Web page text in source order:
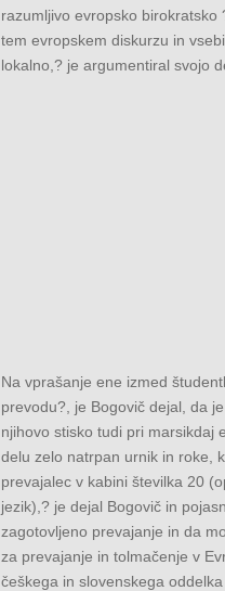
razumljivo evropsko
tem evropskem diskurzu in
lokalno,? je argumentiral svojo
Na vprašanje ene izmed
prevodu?, je Bogovič dejal, da
njihovo stisko tudi pri marsikdaj
delu zelo natrpan urnik in roke,
prevajalec v kabini številka 20
jezik),? je dejal Bogovič in
zagotovljeno prevajanje in da
za prevajanje in tolmačenje v
češkega in slovenskega